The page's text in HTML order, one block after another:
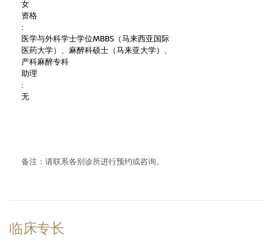
女
资格
:
医学与外科学士学位MBBS（马来西亚国际
医药大学）、麻醉科硕士（马来亚大学）、
产科麻醉专科
助理
:
无
备注：请联系各别诊所进行预约或咨询。
临床专长